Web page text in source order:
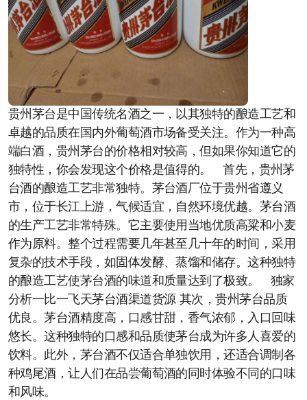
贵州茅台是中国传统名酒之一，以其独特的酿造工艺和
卓越的品质在国内外葡萄酒市场备受关注。作为一种高
端白酒，贵州茅台的价格相对较高，但如果你知道它的
独特性，你会发现这个价格是值得的。 首先，贵州茅
台酒的酿造工艺非常独特。茅台酒厂位于贵州省遵义
市，位于长江上游，气候适宜，自然环境优越。茅台酒
的生产工艺非常特殊。它主要使用当地优质高粱和小麦
作为原料。整个过程需要几年甚至几十年的时间，采用
复杂的技术手段，如固体发酵、蒸馏和储存。这种独特
的酿造工艺使茅台酒的味道和质量达到了极致。 独家
分析一比一飞天茅台酒渠道货源 其次，贵州茅台品质
优良。茅台酒精度高，口感甘甜，香气浓郁，入口回味
悠长。这种独特的口感和品质使茅台成为许多人喜爱的
饮料。此外，茅台酒不仅适合单独饮用，还适合调制各
种鸡尾酒，让人们在品尝葡萄酒的同时体验不同的口味
和风味。